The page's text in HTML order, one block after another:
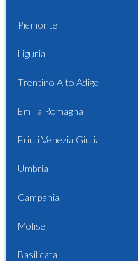
Piemonte
Liguria
Trentino Alto Adige
Emilia Romagna
Friuli Venezia Giulia
Umbria
Campania
Molise
Basilicata